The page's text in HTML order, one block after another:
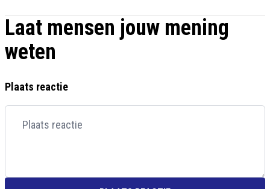
Laat mensen jouw mening
weten
Plaats reactie